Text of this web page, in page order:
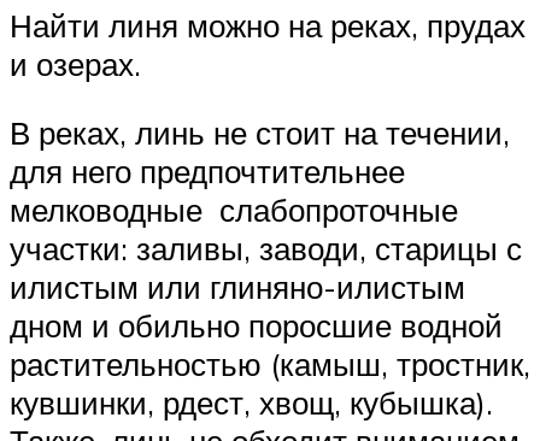
Найти линя можно на реках, прудах
и озерах.
В реках, линь не стоит на течении,
для него предпочтительнее
мелководные слабопроточные
участки: заливы, заводи, старицы с
илистым или глиняно-илистым
дном и обильно поросшие водной
растительностью (камыш, тростник,
кувшинки, рдест, хвощ, кубышка).